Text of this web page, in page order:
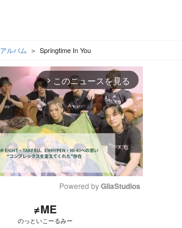
アルバム Springtime In You
arrow_forward_ios このニュースを見る
Powered by GliaStudios
≠ME
のっといこーるみー